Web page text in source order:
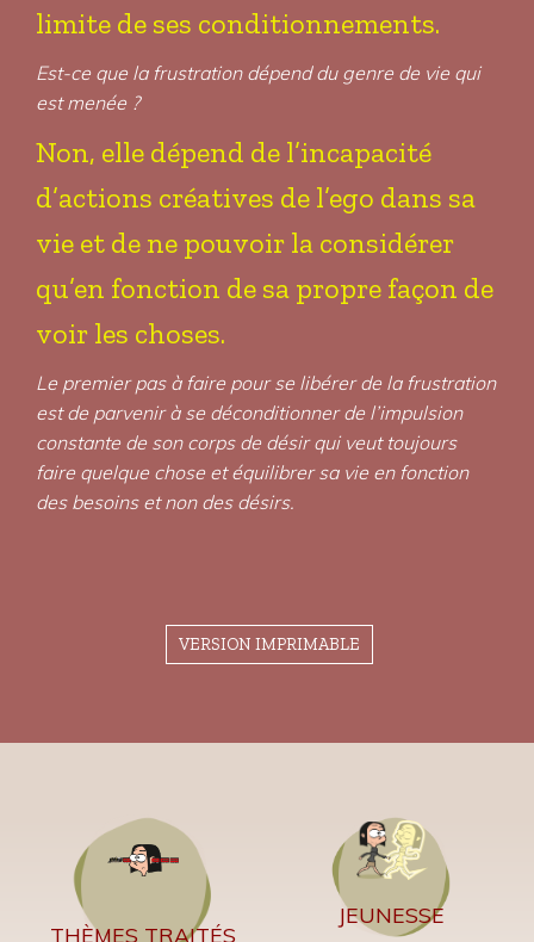
limite de ses conditionnements.
Est-ce que la frustration dépend du genre de vie qui
est menée ?
Non, elle dépend de l’incapacité
d’actions créatives de l’ego dans sa
vie et de ne pouvoir la considérer
qu’en fonction de sa propre façon de
voir les choses.
Le premier pas à faire pour se libérer de la frustration
est de parvenir à se déconditionner de l’impulsion
constante de son corps de désir qui veut toujours
faire quelque chose et équilibrer sa vie en fonction
des besoins et non des désirs.
VERSION IMPRIMABLE
THÈMES TRAITÉS
JEUNESSE